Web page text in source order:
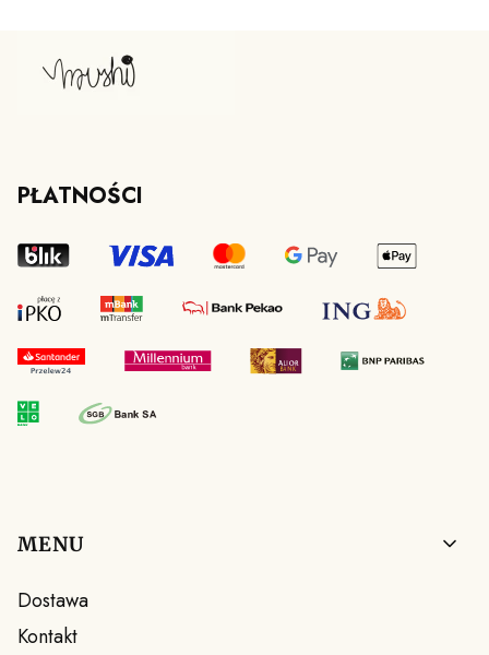
PŁATNOŚCI
Linki w stopce
MENU
Dostawa
Kontakt